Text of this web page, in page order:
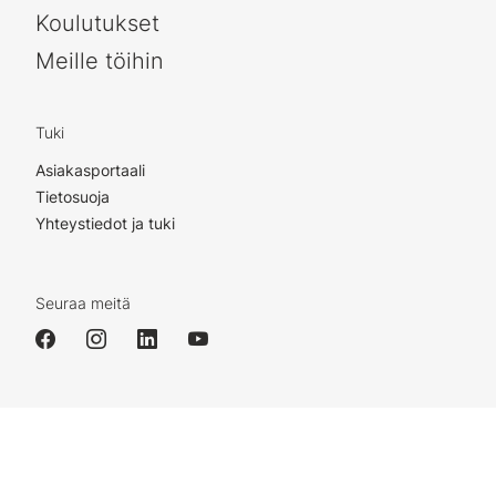
Koulutukset
Meille töihin
Tuki
Asiakasportaali
Tietosuoja
Yhteystiedot ja tuki
Seuraa meitä